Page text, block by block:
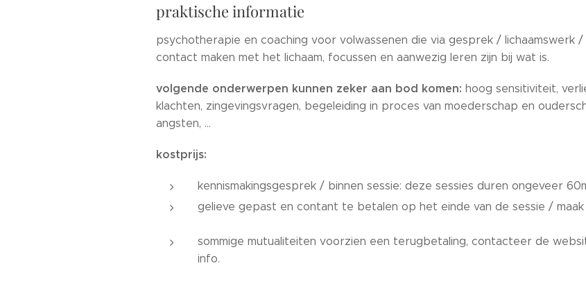
praktische informatie
psychotherapie en coaching voor volwassenen die via gesprek / lichaamswerk
contact maken met het lichaam, focussen en aanwezig leren zijn bij wat is.
volgende onderwerpen kunnen zeker aan bod komen: hoog sensitiviteit,
klachten, zingevingsvragen, begeleiding in proces van moederschap en
angsten, …
kostprijs:
kennismakingsgesprek / binnen sessie: deze sessies duren ongeveer
gelieve gepast en contant te betalen op het einde van de sessie /
sommige mutualiteiten voorzien een terugbetaling, contacteer de
info.